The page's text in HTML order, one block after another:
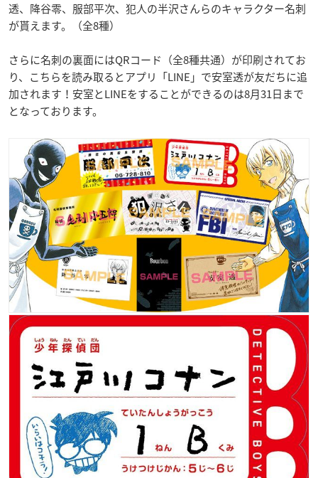
透、降谷零、服部平次、犯人の半沢さんらのキャラクター名刺
が貰えます。（全8種）
さらに名刺の裏面にはQRコード（全8種共通）が印刷されてお
り、こちらを読み取るとアプリ「LINE」で安室透が友だちに追
加されます！安室とLINEをすることができるのは8月31日まで
となっております。